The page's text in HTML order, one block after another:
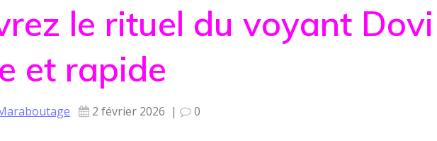
le rituel du voyant Dovi
et rapide
2 février 2026 | 0